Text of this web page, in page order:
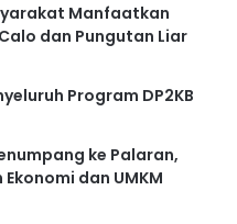
Manfaatkan
dan Pungutan Liar
Program DP2KB
ke Palaran,
dan UMKM